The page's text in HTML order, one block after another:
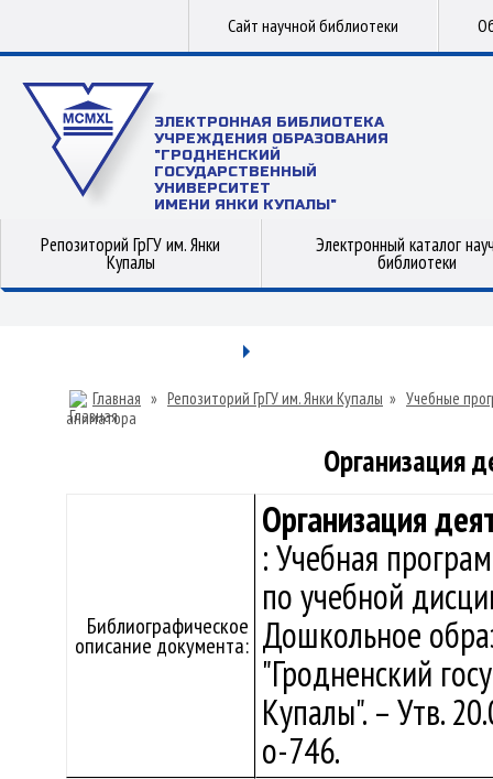
Сайт научной библиотеки
ЭЛЕКТРОННАЯ БИБЛИОТЕКА
УЧРЕЖДЕНИЯ ОБРАЗОВАНИЯ
"ГРОДНЕНСКИЙ
ГОСУДАРСТВЕННЫЙ
УНИВЕРСИТЕТ
ИМЕНИ ЯНКИ КУПАЛЫ"
Репозиторий ГрГУ им. Янки
Купалы
Электронный каталог
библиотеки
Главная » Репозиторий ГрГУ им. Янки Купалы » Учебные
аниматора
Организация
Библиографическое
описание документа:
Организация
: Учебная
по учебной
Дошкольное
"Гродненский
Купалы". – Утв.
о-746.